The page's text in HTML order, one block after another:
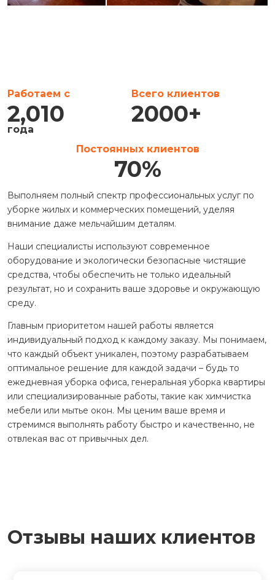
Работаем с
2,010
года
Всего клиентов
2000+
Постоянных клиентов
70%
Выполняем полный спектр профессиональных услуг по
уборке жилых и коммерческих помещений, уделяя
внимание даже мельчайшим деталям.
Наши специалисты используют современное
оборудование и экологически безопасные чистящие
средства, чтобы обеспечить не только идеальный
результат, но и сохранить ваше здоровье и окружающую
среду.
Главным приоритетом нашей работы является
индивидуальный подход к каждому заказу. Мы понимаем,
что каждый объект уникален, поэтому разрабатываем
оптимальное решение для каждой задачи – будь то
ежедневная уборка офиса, генеральная уборка квартиры
или специализированные работы, такие как химчистка
мебели или мытье окон. Мы ценим ваше время и
стремимся выполнять работу быстро и качественно, не
отвлекая вас от привычных дел.
Отзывы наших клиентов